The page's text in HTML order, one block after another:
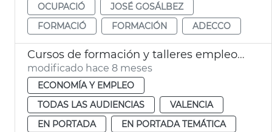
OCUPACIÓ
JOSÉ GOSÁLBEZ
FORMACIÓ
FORMACIÓN ADECCO
Cursos de formación y talleres empleo València
modificado hace 8 meses
ECONOMÍA Y EMPLEO
TODAS LAS AUDIENCIAS
VALENCIA
EN PORTADA
EN PORTADA TEMÁTICA